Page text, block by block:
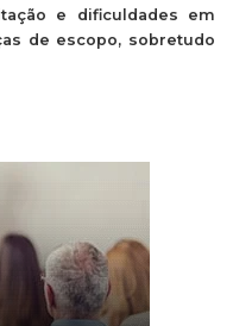
e dificuldades em
de escopo, sobretudo